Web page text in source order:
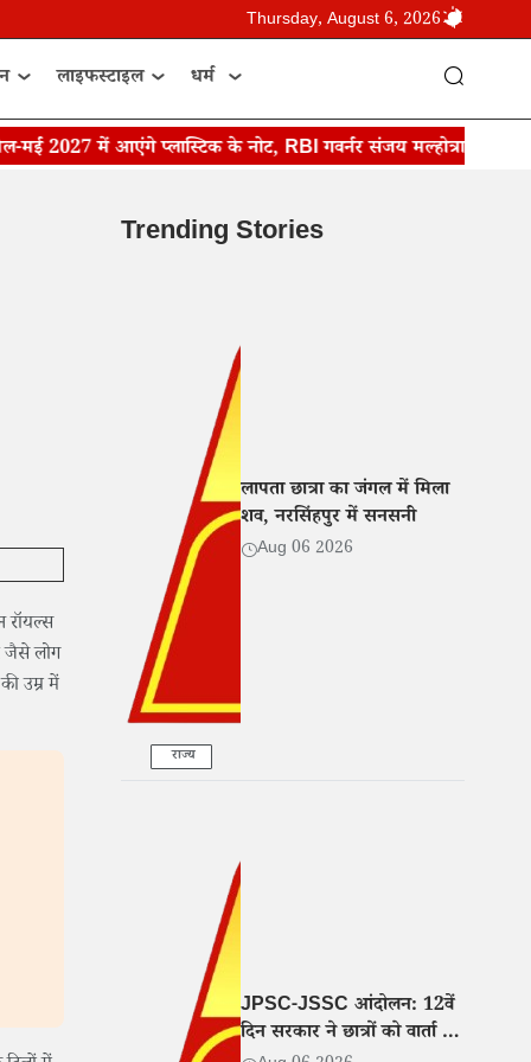
Thursday, August 6, 2026
लाइफस्टाइल धर्म
2027 में आएंगे प्लास्टिक के नोट, RBI गवर्नर संजय मल्होत्रा ने किया
रॉयल्स
जैसे लोग
उम्र में
Trending Stories
राज्य
लापता छात्रा का जंगल में मिला
शव, नरसिंहपुर में सनसनी
Aug 06 2026
JPSC-JSSC आंदोलन: 12वें
दिन सरकार ने छात्रों को वार्ता के